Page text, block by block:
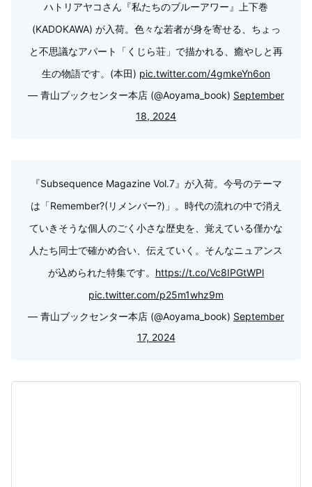
ハトリアヤコさん『私たちのブルーアワー』上下巻
(KADOKAWA) が入荷。色々な若者が身を寄せる、ちょっ
と不思議なアパート「くじら荘」で描かれる、癒やしと再
生の物語です。(本田) pic.twitter.com/4gmkeYn6on
— 青山ブックセンター本店 (@Aoyama_book) September
18, 2024
『Subsequence Magazine Vol.7』が入荷。今号のテーマ
は「Remember?(リメンバー?)」。時代の流れの中で消え
ていきそうな個人のごく小さな歴史を、覚えている僅かな
人たち同士で確かめ合い、伝えていく。そんなニュアンス
が込められた特集です。 https://t.co/Vc8IPGtWPl
pic.twitter.com/p25m1whz9m
— 青山ブックセンター本店 (@Aoyama_book) September
17, 2024